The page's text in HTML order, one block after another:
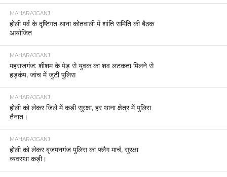
MAHARAJGANJ
होली पर्व के दृष्टिगत थाना कोतवाली में शांति समिति की बैठक
आयोजित
MAHARAJGANJ
महराजगंज: शीशम के पेड़ से युवक का शव लटकता मिलने से
हड़कंप, जांच में जुटी पुलिस
MAHARAJGANJ
होली को लेकर जिले में कड़ी सुरक्षा, हर थाना क्षेत्र में पुलिस
तैनात।
MAHARAJGANJ
होली को लेकर बृजमनगंज पुलिस का फ्लैग मार्च, सुरक्षा
व्यवस्था कड़ी।